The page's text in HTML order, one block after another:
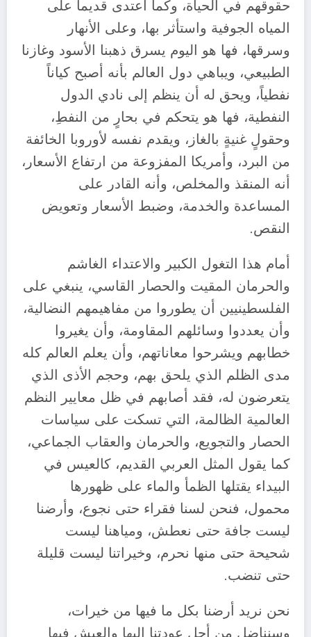
حقوقهم في الحياة، وكما اعتدى قديماً على
المياه الجوفية واستأثر بها، وعلى الأنهار
وسرقها، فها هو اليوم يسرق ذهبنا الأسود وغازنا
الطبيعي، ويباهي دول العالم بأنه أصبح كياناً
نفطياً، ويحق له أن ينظم إلى نادي الدول
النفطية، فها هو يتحكم في بحارٍ من النفطِ،
وحقولٍ غنيةٍ بالغاز، ويقدم نفسه لأوروبا الخائفة
من البرد، وأمريكا المفزوعة من ارتفاع الأسعار،
أنه المنقذ والمخلص، وأنه القادر على
المساعدة والخدمة، وضبط الأسعار وتعويض
النقص.
أمام هذا التغول الكبير والاعتداء الغاشم
والحرمان المقيت والحصار القاسي، ينبغي على
الفلسطينيين أن يطوروا من مفاهيمهم النضالية،
وأن يعددوا وسائلهم المقاومة، وأن يغيروا
خطابهم ويشرحوا معاناتهم، وأن يعلم العالم كله
مدى الظلم الذي يلحق بهم، وحجم الأذى الذي
يتعرضون له، فقد أصابهم في ظل معايير النظم
العالمية الظالمة، التي تسكت على سياسات
الحصار والتجويع، والحرمان والعقاب الجماعي،
كما يقول المثل العربي القديم، كالعيس في
البيداء يقتلها الظمأ والماء على ظهورها
محمول، فنحن لسنا فقراء حتى نجوع، وأرضنا
ليست جافة حتى نعطش، ومياهنا ليست
شحيحة حتى منها نحرم، وخيراتنا ليست قليلة
حتى تنضب.
نحن نريد أرضنا بكل ما فيها من خيرات،